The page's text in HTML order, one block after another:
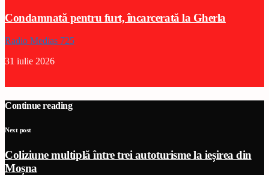
Condamnată pentru furt, încarcerată la Gherla
Radio Medias 725
31 iulie 2026
Continue reading
Next post
Coliziune multiplă între trei autoturisme la ieșirea din
Moșna